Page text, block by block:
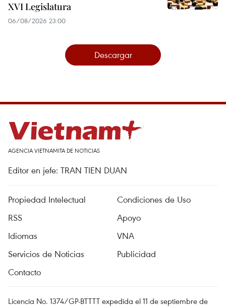
XVI Legislatura
06/08/2026 23:00
Descargar
AGENCIA VIETNAMITA DE NOTICIAS
Editor en jefe: TRAN TIEN DUAN
Propiedad Intelectual
Condiciones de Uso
RSS
Apoyo
Idiomas
VNA
Servicios de Noticias
Publicidad
Contacto
Licencia No. 1374/GP-BTTTT expedida el 11 de septiembre de